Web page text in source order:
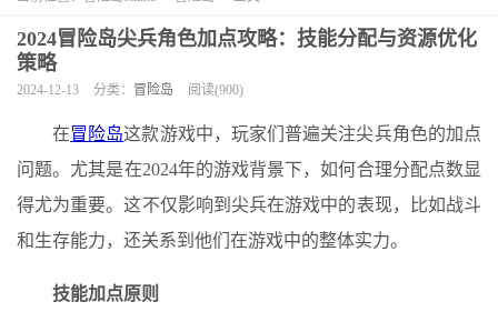
2024冒险岛尖兵角色加点攻略：技能分配与资源优化
策略
2024-12-13 分类： 冒险岛 阅读(900)
在冒险岛这款游戏中，玩家们普遍关注尖兵角色的加点
问题。尤其是在2024年的游戏背景下，如何合理分配点数显
得尤为重要。这不仅影响到尖兵在游戏中的表现，比如战斗
和生存能力，还关系到他们在游戏中的整体实力。
技能加点原则